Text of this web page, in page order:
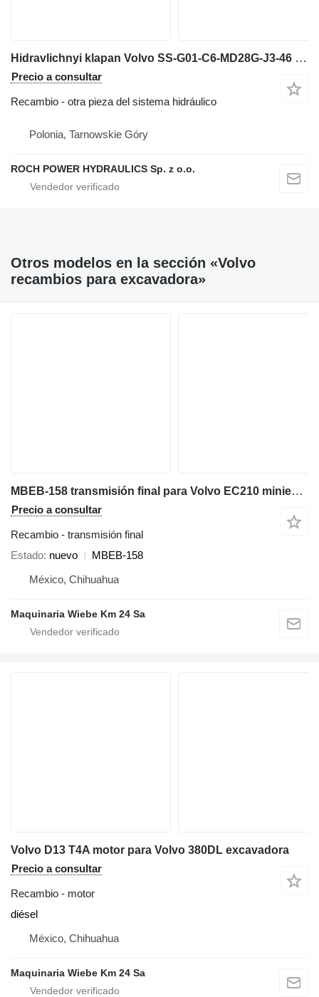
Hidravlichnyi klapan Volvo SS-G01-C6-MD28G-J3-46 14505324 - 1 SECCIÓN + BOBINAS para Volvo PC290 excavadora
Precio a consultar
Recambio - otra pieza del sistema hidráulico
Polonia, Tarnowskie Góry
ROCH POWER HYDRAULICS Sp. z o.o.
Otros modelos en la sección «Volvo
recambios para excavadora»
MBEB-158 transmisión final para Volvo EC210 miniexcavadora
Precio a consultar
Recambio - transmisión final
Estado nuevo
MBEB-158
México, Chihuahua
Maquinaria Wiebe Km 24 Sa
Volvo D13 T4A motor para Volvo 380DL excavadora
Precio a consultar
Recambio - motor
diésel
México, Chihuahua
Maquinaria Wiebe Km 24 Sa